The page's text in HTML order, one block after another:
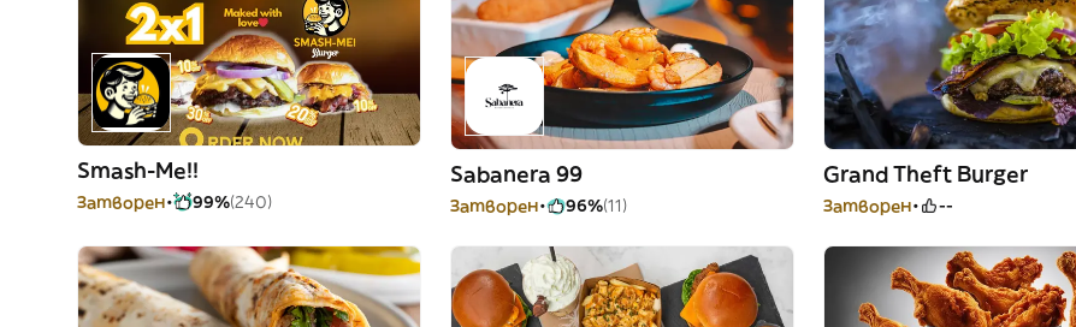
Smash-Me!!
Затворен 99%(240)
Sabanera 99
Затворен 96%(11)
Grand Theft Burger
Затворен --